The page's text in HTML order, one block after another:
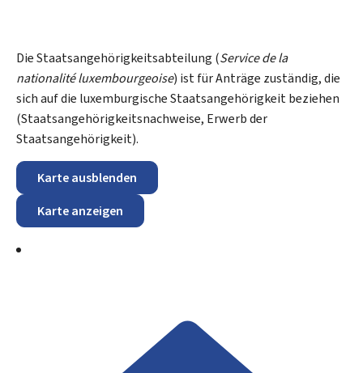
Die Staatsangehörigkeitsabteilung (Service de la
nationalité luxembourgeoise) ist für Anträge zuständig, die
sich auf die luxemburgische Staatsangehörigkeit beziehen
(Staatsangehörigkeitsnachweise, Erwerb der
Staatsangehörigkeit).
Karte ausblenden
Karte anzeigen